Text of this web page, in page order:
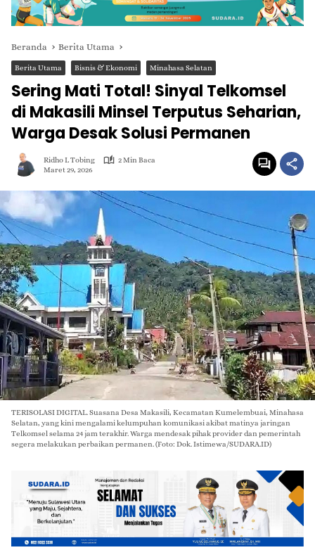
Beranda Berita Utama
Berita Utama Bisnis & Ekonomi Minahasa Selatan
Sering Mati Total! Sinyal Telkomsel
di Makasili Minsel Terputus Seharian,
Warga Desak Solusi Permanen
Ridho L Tobing
2 Min Baca
Maret 29, 2026
TERISOLASI DIGITAL. Suasana Desa Makasili, Kecamatan Kumelembuai, Minahasa
Selatan, yang kini mengalami kelumpuhan komunikasi akibat matinya jaringan
Telkomsel selama 24 jam terakhir. Warga mendesak pihak provider dan pemerintah
segera melakukan perbaikan permanen. (Foto: Dok. Istimewa/SUDARA.ID)